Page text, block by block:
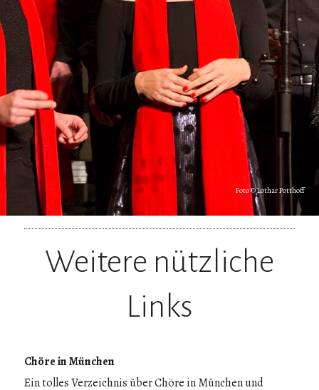
Foto © Lothar Potthoff
Weitere nützliche
Links
Chöre in München
Ein tolles Verzeichnis über Chöre in München und